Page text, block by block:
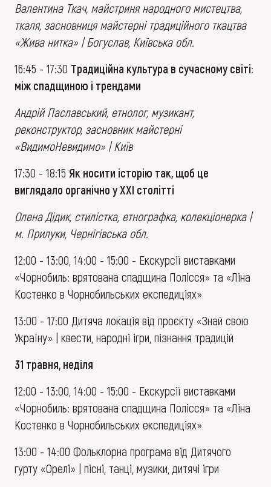
Валентина Ткач, майстриня народного мистецтва,
ткаля, засновниця майстерні традиційного ткацтва
«Жива нитка» | Богуслав, Київська обл.
16:45 - 17:30 Традиційна культура в сучасному світі:
між спадщиною і трендами
Андрій Паславський, етнолог, музикант,
реконструктор, засновник майстерні
«ВидимоНевидимо» | Київ
17:30 - 18:15 Як носити історію так, щоб це
виглядало органічно у XXI столітті
Олена Дідик, стилістка, етнографка, колекціонерка|
м. Прилуки, Чернігівська обл.
12:00 - 13:00, 14:00 - 15:00 - Екскурсії виставками
«Чорнобиль: врятована спадщина Полісся» та «Ліна
Костенко в Чорнобильських експедиціях»
13:00 - 17:00 Дитяча локація від проєкту «Знай свою
Україну» | квести, народні ігри, пізнання традицій
31 травня, неділя
12:00 - 13:00, 14:00 - 15:00 - Екскурсії виставками
«Чорнобиль: врятована спадщина Полісся» та «Ліна
Костенко в Чорнобильських експедиціях»
13:00 - 14:00 Фольклорна програма від Дитячого
гурту «Орелі» | пісні, танці, музики, дитячі ігри